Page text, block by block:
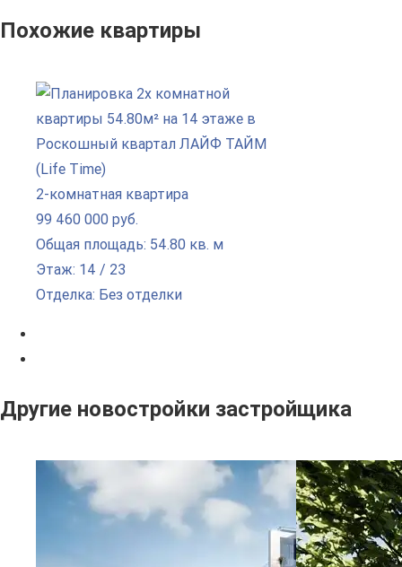
Похожие квартиры
2-комнатная квартира
99 460 000 руб.
Общая площадь: 54.80 кв. м
Этаж: 14 / 23
Отделка: Без отделки
Другие новостройки застройщика